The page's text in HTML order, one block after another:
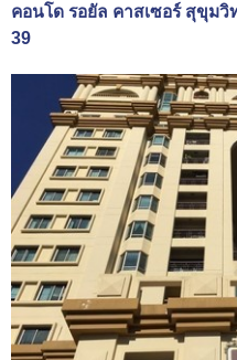
คอนโด รอยัล คาสเซอร์ สุขุม
39